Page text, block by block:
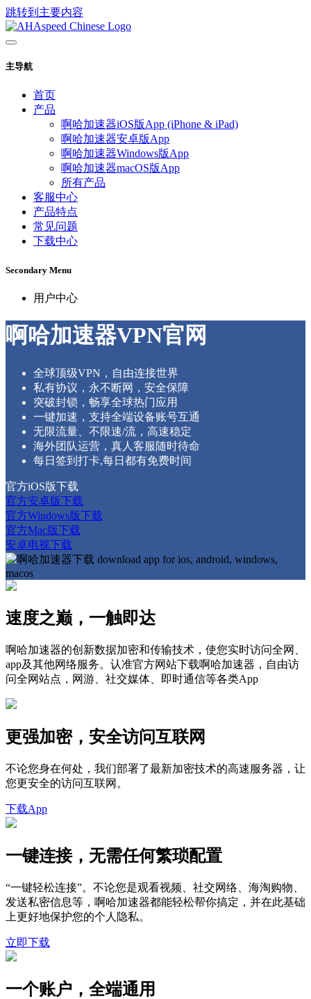
跳转到主要内容
主导航
首页
产品
啊哈加速器iOS版App (iPhone & iPad)
啊哈加速器安卓版App
啊哈加速器Windows版App
啊哈加速器macOS版App
所有产品
客服中心
产品特点
常见问题
下载中心
Secondary Menu
用户中心
啊哈加速器VPN官网
全球顶级VPN，自由连接世界
私有协议，永不断网，安全保障
突破封锁，畅享全球热门应用
一键加速，支持全端设备账号互通
无限流量、不限速/流，高速稳定
海外团队运营，真人客服随时待命
每日签到打卡,每日都有免费时间
官方iOS版下载
官方安卓版下载
官方Windows版下载
官方Mac版下载
安卓电视下载
速度之巅，一触即达
啊哈加速器的创新数据加密和传输技术，使您实时访问全网、
app及其他网络服务。认准官方网站下载啊哈加速器，自由访
问全网站点，网游、社交媒体、即时通信等各类App
更强加密，安全访问互联网
不论您身在何处，我们部署了最新加密技术的高速服务器，让
您更安全的访问互联网。
下载App
一键连接，无需任何繁琐配置
“一键轻松连接”。不论您是观看视频、社交网络、海淘购物、
发送私密信息等，啊哈加速器都能轻松帮你搞定，并在此基础
上更好地保护您的个人隐私。
立即下载
一个账户，全端通用